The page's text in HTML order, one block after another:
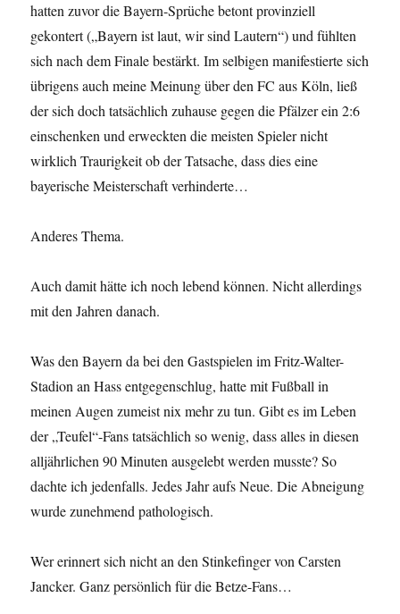
hatten zuvor die Bayern-Sprüche betont provinziell
gekontert („Bayern ist laut, wir sind Lautern“) und fühlten
sich nach dem Finale bestärkt. Im selbigen manifestierte sich
übrigens auch meine Meinung über den FC aus Köln, ließ
der sich doch tatsächlich zuhause gegen die Pfälzer ein 2:6
einschenken und erweckten die meisten Spieler nicht
wirklich Traurigkeit ob der Tatsache, dass dies eine
bayerische Meisterschaft verhinderte…
Anderes Thema.
Auch damit hätte ich noch lebend können. Nicht allerdings
mit den Jahren danach.
Was den Bayern da bei den Gastspielen im Fritz-Walter-
Stadion an Hass entgegenschlug, hatte mit Fußball in
meinen Augen zumeist nix mehr zu tun. Gibt es im Leben
der „Teufel“-Fans tatsächlich so wenig, dass alles in diesen
alljährlichen 90 Minuten ausgelebt werden musste? So
dachte ich jedenfalls. Jedes Jahr aufs Neue. Die Abneigung
wurde zunehmend pathologisch.
Wer erinnert sich nicht an den Stinkefinger von Carsten
Jancker. Ganz persönlich für die Betze-Fans…